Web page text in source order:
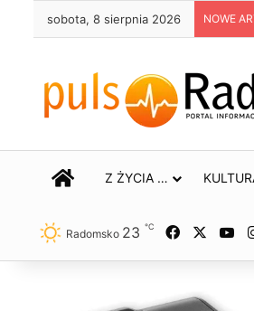
sobota, 8 sierpnia 2026 NOWE
STRONA GŁÓWNA
Z ŻYCIA …
Radomsko 23 ℃ Facebook